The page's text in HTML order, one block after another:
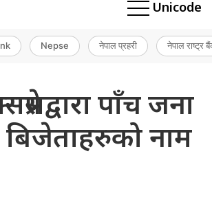
Unicode
Nepse नेपाल प्रहरी नेपाल राष्ट्र
पाँच जना
नाम